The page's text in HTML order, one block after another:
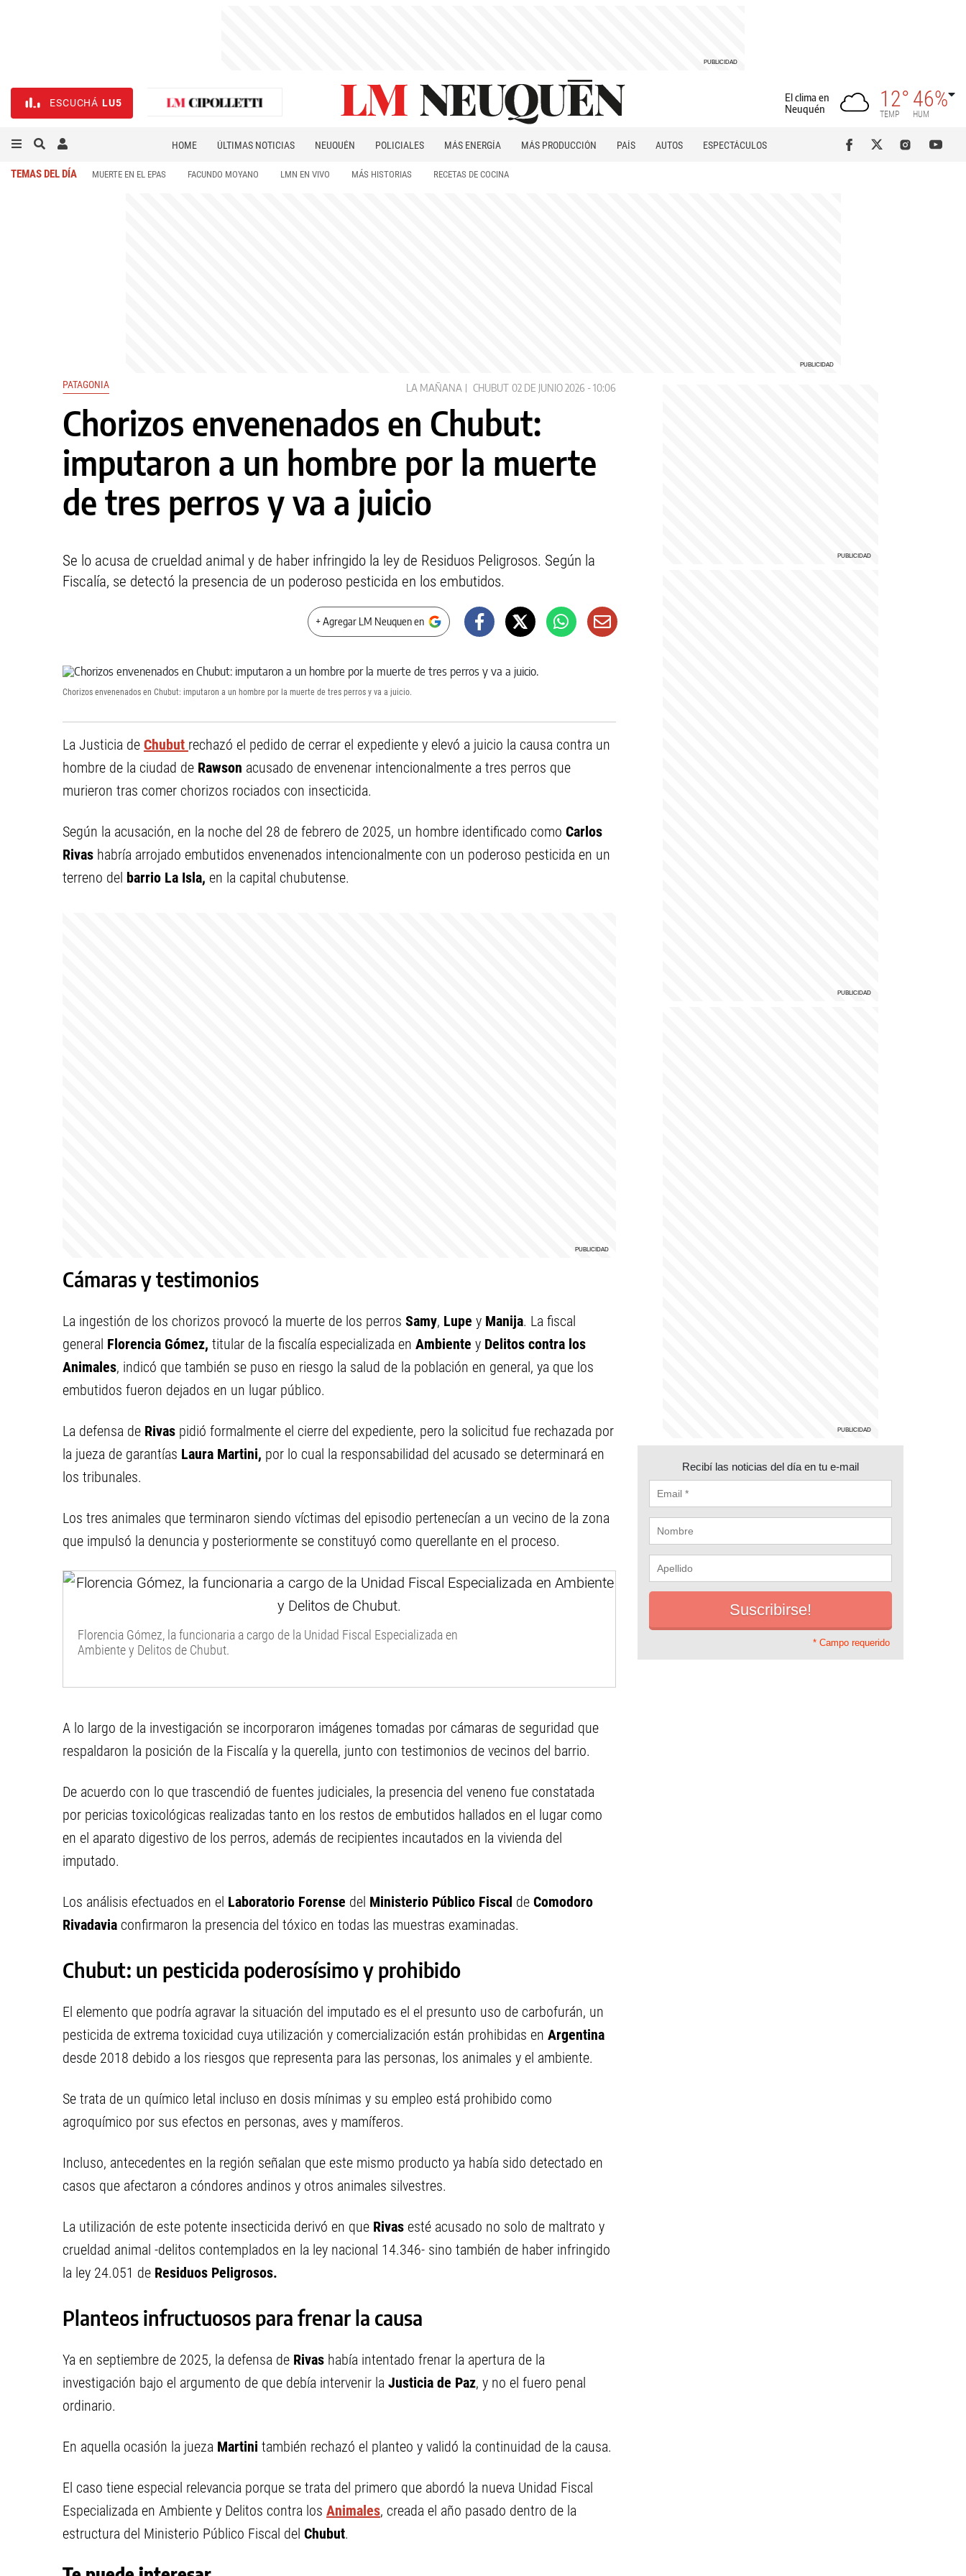
ESCUCHÁ LU5
El clima en
Neuquén
12°
TEMP
46%
HUM
HOME ÚLTIMAS NOTICIAS NEUQUÉN POLICIALES MÁS ENERGÍA MÁS PRODUCCIÓN PAÍS AUTOS
ESPECTÁCULOS
TEMAS DEL DÍA MUERTE EN EL EPAS FACUNDO MOYANO LMN EN VIVO MÁS HISTORIAS RECETAS DE COCINA
PATAGONIA LA MAÑANA CHUBUT 02 DE JUNIO 2026 - 10:06
Chorizos envenenados en Chubut:
imputaron a un hombre por la muerte
de tres perros y va a juicio
Se lo acusa de crueldad animal y de haber infringido la ley de Residuos Peligrosos. Según la
Fiscalía, se detectó la presencia de un poderoso pesticida en los embutidos.
+ Agregar LM Neuquen en
Chorizos envenenados en Chubut: imputaron a un hombre por la muerte de tres perros y va a juicio.
La Justicia de Chubut rechazó el pedido de cerrar el expediente y elevó a juicio la causa contra un
hombre de la ciudad de Rawson acusado de envenenar intencionalmente a tres perros que
murieron tras comer chorizos rociados con insecticida.
Según la acusación, en la noche del 28 de febrero de 2025, un hombre identificado como Carlos
Rivas habría arrojado embutidos envenenados intencionalmente con un poderoso pesticida en un
terreno del barrio La Isla, en la capital chubutense.
Cámaras y testimonios
La ingestión de los chorizos provocó la muerte de los perros Samy, Lupe y Manija. La fiscal
general Florencia Gómez, titular de la fiscalía especializada en Ambiente y Delitos contra los
Animales, indicó que también se puso en riesgo la salud de la población en general, ya que los
embutidos fueron dejados en un lugar público.
La defensa de Rivas pidió formalmente el cierre del expediente, pero la solicitud fue rechazada por
la jueza de garantías Laura Martini, por lo cual la responsabilidad del acusado se determinará en
los tribunales.
Los tres animales que terminaron siendo víctimas del episodio pertenecían a un vecino de la zona
que impulsó la denuncia y posteriormente se constituyó como querellante en el proceso.
Florencia Gómez, la funcionaria a cargo de la Unidad Fiscal Especializada en
Ambiente y Delitos de Chubut.
A lo largo de la investigación se incorporaron imágenes tomadas por cámaras de seguridad que
respaldaron la posición de la Fiscalía y la querella, junto con testimonios de vecinos del barrio.
De acuerdo con lo que trascendió de fuentes judiciales, la presencia del veneno fue constatada
por pericias toxicológicas realizadas tanto en los restos de embutidos hallados en el lugar como
en el aparato digestivo de los perros, además de recipientes incautados en la vivienda del
imputado.
Los análisis efectuados en el Laboratorio Forense del Ministerio Público Fiscal de Comodoro
Rivadavia confirmaron la presencia del tóxico en todas las muestras examinadas.
Chubut: un pesticida poderosísimo y prohibido
El elemento que podría agravar la situación del imputado es el el presunto uso de carbofurán, un
pesticida de extrema toxicidad cuya utilización y comercialización están prohibidas en Argentina
desde 2018 debido a los riesgos que representa para las personas, los animales y el ambiente.
Se trata de un químico letal incluso en dosis mínimas y su empleo está prohibido como
agroquímico por sus efectos en personas, aves y mamíferos.
Incluso, antecedentes en la región señalan que este mismo producto ya había sido detectado en
casos que afectaron a cóndores andinos y otros animales silvestres.
La utilización de este potente insecticida derivó en que Rivas esté acusado no solo de maltrato y
crueldad animal -delitos contemplados en la ley nacional 14.346- sino también de haber infringido
la ley 24.051 de Residuos Peligrosos.
Planteos infructuosos para frenar la causa
Ya en septiembre de 2025, la defensa de Rivas había intentado frenar la apertura de la
investigación bajo el argumento de que debía intervenir la Justicia de Paz, y no el fuero penal
ordinario.
En aquella ocasión la jueza Martini también rechazó el planteo y validó la continuidad de la causa.
El caso tiene especial relevancia porque se trata del primero que abordó la nueva Unidad Fiscal
Especializada en Ambiente y Delitos contra los Animales, creada el año pasado dentro de la
estructura del Ministerio Público Fiscal del Chubut.
Recibí las noticias del día en tu e-mail
* Campo requerido